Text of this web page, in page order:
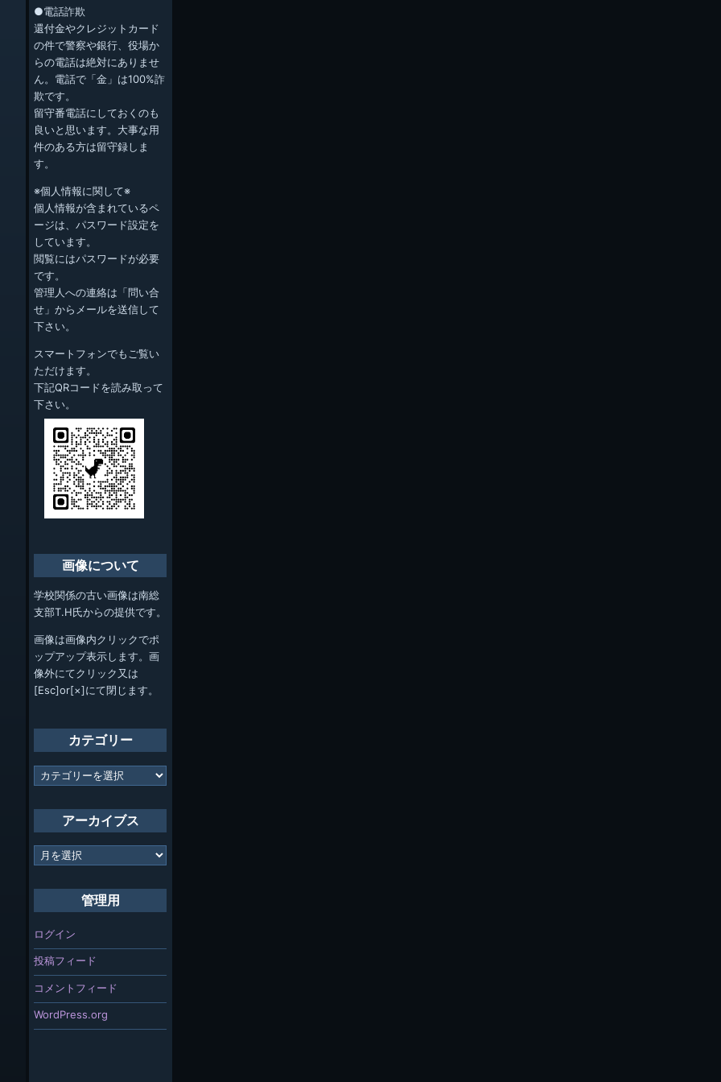
●電話詐欺
還付金やクレジットカード
の件で警察や銀行、役場か
らの電話は絶対にありませ
ん。電話で「金」は100%詐
欺です。
留守番電話にしておくのも
良いと思います。大事な用
件のある方は留守録しま
す。
※個人情報に関して※
個人情報が含まれているペ
ージは、パスワード設定を
しています。
閲覧にはパスワードが必要
です。
管理人への連絡は「問い合
せ」からメールを送信して
下さい。
スマートフォンでもご覧い
ただけます。
下記QRコードを読み取って
下さい。
画像について
学校関係の古い画像は南総
支部T.H氏からの提供です。
画像は画像内クリックでポ
ップアップ表示します。画
像外にてクリック又は
[Esc]or[×]にて閉じます。
カテゴリー
カ
テ
アーカイブス
ア
ー
ブ
管理用
ログイン
投稿フィード
コメントフィード
WordPress.org